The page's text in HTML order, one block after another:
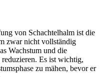
von Schachtelhalm ist die
zwar nicht vollständig
Wachstum und die
Es ist wichtig,
zu mähen, bevor er